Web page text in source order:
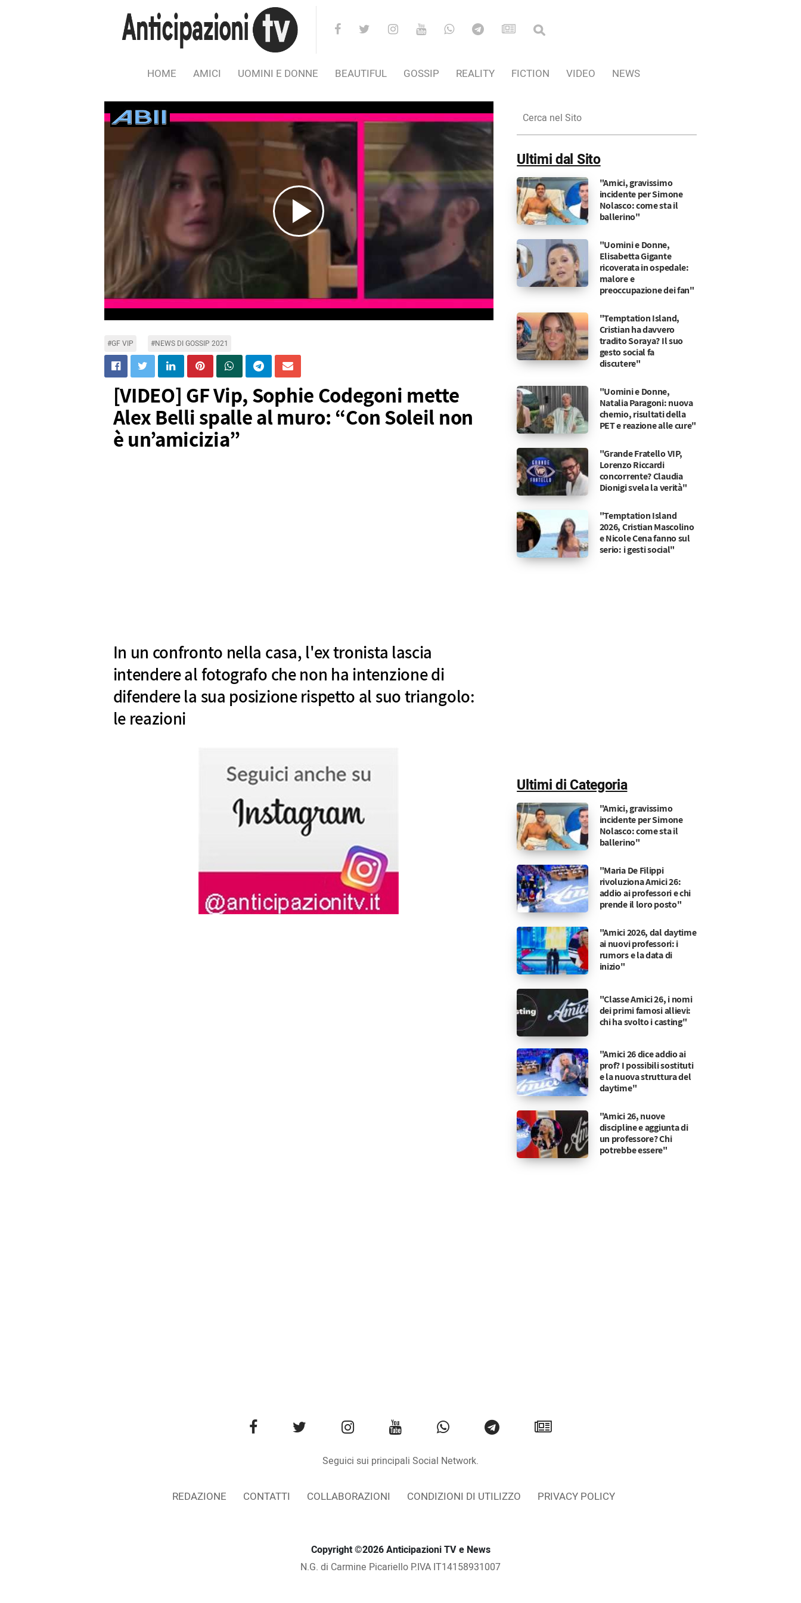
HOME AMICI UOMINI E DONNE BEAUTIFUL GOSSIP REALITY FICTION VIDEO NEWS
Video
#GF VIP #NEWS DI GOSSIP 2021
[VIDEO] GF Vip, Sophie Codegoni mette
Alex Belli spalle al muro: “Con Soleil non
è un’amicizia”
In un confronto nella casa, l'ex tronista lascia
intendere al fotografo che non ha intenzione di
difendere la sua posizione rispetto al suo triangolo:
le reazioni
nel
Sito
Ultimi dal Sito
"Amici, gravissimo
incidente per Simone
Nolasco: come sta il
ballerino"
"Uomini e Donne,
Elisabetta Gigante
ricoverata in ospedale:
malore e
preoccupazione dei fan"
"Temptation Island,
Cristian ha davvero
tradito Soraya? Il suo
gesto social fa
discutere"
"Uomini e Donne,
Natalia Paragoni: nuova
chemio, risultati della
PET e reazione alle cure"
"Grande Fratello VIP,
Lorenzo Riccardi
concorrente? Claudia
Dionigi svela la verità"
"Temptation Island
2026, Cristian Mascolino
e Nicole Cena fanno sul
serio: i gesti social"
Ultimi di Categoria
"Amici, gravissimo
incidente per Simone
Nolasco: come sta il
ballerino"
"Maria De Filippi
rivoluziona Amici 26:
addio ai professori e chi
prende il loro posto"
"Amici 2026, dal daytime
ai nuovi professori: i
rumors e la data di
inizio"
"Classe Amici 26, i nomi
dei primi famosi allievi:
chi ha svolto i casting"
"Amici 26 dice addio ai
prof? I possibili sostituti
e la nuova struttura del
daytime"
"Amici 26, nuove
discipline e aggiunta di
un professore? Chi
potrebbe essere"
Seguici sui principali Social Network.
REDAZIONE CONTATTI COLLABORAZIONI CONDIZIONI DI UTILIZZO PRIVACY POLICY
Copyright ©2026 Anticipazioni TV e News
N.G. di Carmine Picariello P.IVA IT14158931007